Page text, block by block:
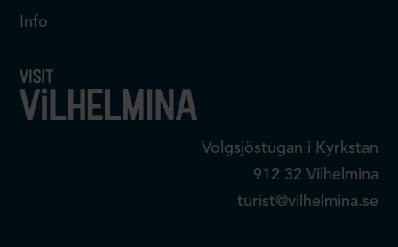
Info
Volgsjöstugan i Kyrkstan
912 32 Vilhelmina
turist@vilhelmina.se